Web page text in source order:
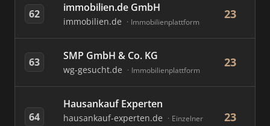
62 immobilien.de GmbH
immobilien.de Immobilienplattform
23
63 SMP GmbH & Co. KG
wg-gesucht.de Immobilienplattform
23
64
Hausankauf Experten
hausankauf-experten.de
Einzelner
23